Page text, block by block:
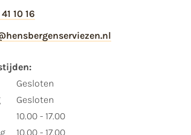
10 16
Gesloten
Gesloten
10.00 - 17.00
10.00 - 17.00